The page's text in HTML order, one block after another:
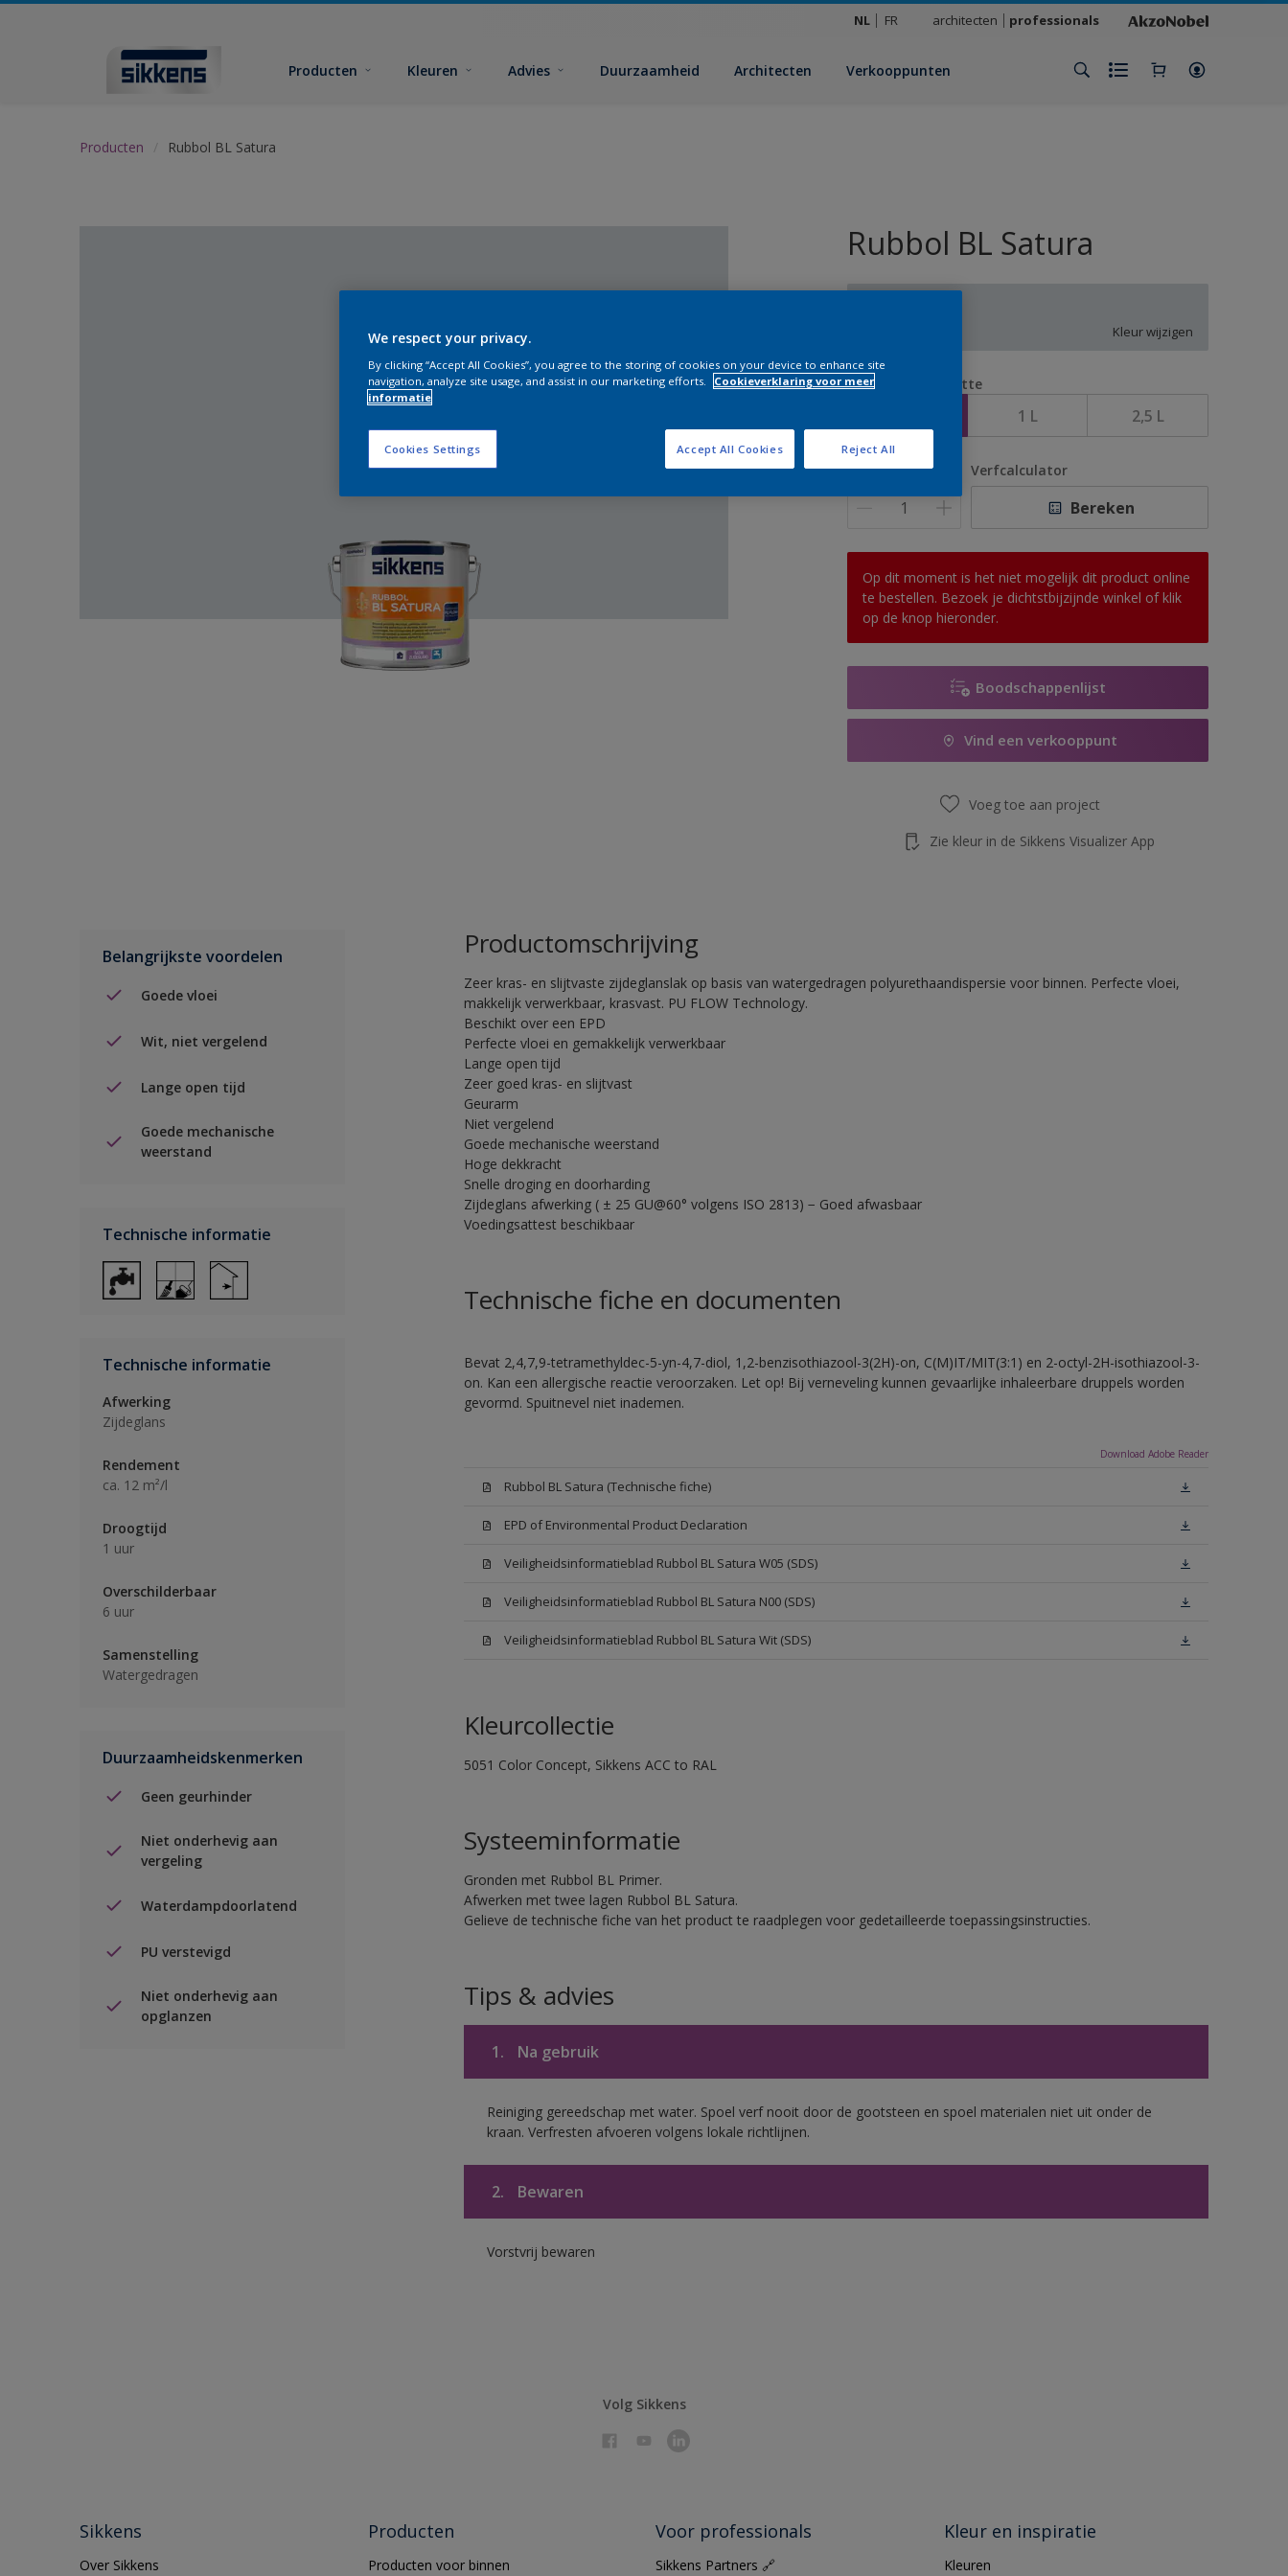
NL FR architecten professionals
Producten Kleuren Advies Duurzaamheid Architecten Verkooppunten
Producten Rubbol BL Satura
Rubbol BL Satura
Kleur wijzigen
Verpakkingsgrootte
1 L 2,5 L
Aantal Verfcalculator
Bereken
Op dit moment is het niet mogelijk dit product online
te bestellen. Bezoek je dichtstbijzijnde winkel of klik
op de knop hieronder.
Boodschappenlijst
Vind een verkooppunt
Voeg toe aan project
Zie kleur in de Sikkens Visualizer App
Belangrijkste voordelen
Goede vloei
Wit, niet vergelend
Lange open tijd
Goede mechanische
weerstand
Technische informatie
Technische informatie
Afwerking
Zijdeglans
Rendement
ca. 12 m²/l
Droogtijd
1 uur
Overschilderbaar
6 uur
Samenstelling
Watergedragen
Duurzaamheidskenmerken
Geen geurhinder
Niet onderhevig aan
vergeling
Waterdampdoorlatend
PU verstevigd
Niet onderhevig aan
opglanzen
Productomschrijving
Zeer kras- en slijtvaste zijdeglanslak op basis van watergedragen polyurethaandispersie voor binnen. Perfecte vloei,
makkelijk verwerkbaar, krasvast. PU FLOW Technology.
Beschikt over een EPD
Perfecte vloei en gemakkelijk verwerkbaar
Lange open tijd
Zeer goed kras- en slijtvast
Geurarm
Niet vergelend
Goede mechanische weerstand
Hoge dekkracht
Snelle droging en doorharding
Zijdeglans afwerking ( ± 25 GU@60° volgens ISO 2813) − Goed afwasbaar
Voedingsattest beschikbaar
Technische fiche en documenten
Bevat 2,4,7,9-tetramethyldec-5-yn-4,7-diol, 1,2-benzisothiazool-3(2H)-on, C(M)IT/MIT(3:1) en 2-octyl-2H-isothiazool-3-
on. Kan een allergische reactie veroorzaken. Let op! Bij verneveling kunnen gevaarlijke inhaleerbare druppels worden
gevormd. Spuitnevel niet inademen.
Download Adobe Reader
Rubbol BL Satura (Technische fiche)
EPD of Environmental Product Declaration
Veiligheidsinformatieblad Rubbol BL Satura W05 (SDS)
Veiligheidsinformatieblad Rubbol BL Satura N00 (SDS)
Veiligheidsinformatieblad Rubbol BL Satura Wit (SDS)
Kleurcollectie
5051 Color Concept, Sikkens ACC to RAL
Systeeminformatie
Gronden met Rubbol BL Primer.
Afwerken met twee lagen Rubbol BL Satura.
Gelieve de technische fiche van het product te raadplegen voor gedetailleerde toepassingsinstructies.
Tips & advies
1. Na gebruik
Reiniging gereedschap met water. Spoel verf nooit door de gootsteen en spoel materialen niet uit onder de
kraan. Verfresten afvoeren volgens lokale richtlijnen.
2. Bewaren
Vorstvrij bewaren
Volg Sikkens
Sikkens
Over Sikkens
Producten
Producten voor binnen
Voor professionals
Sikkens Partners 🔗
Kleur en inspiratie
Kleuren
We respect your privacy.
By clicking “Accept All Cookies”, you agree to the storing of cookies on your device to enhance site
navigation, analyze site usage, and assist in our marketing efforts.
Cookieverklaring voor meer
informatie
Cookies Settings Reject All
Accept All Cookies